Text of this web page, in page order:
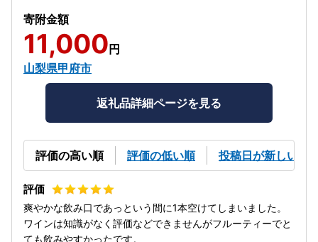
寄附金額
11,000 円
山梨県甲府市
返礼品詳細ページを見る
評価の高い順 評価の低い順 投稿日が新しい順
爽やかな飲み口であっという間に1本空けてしまいました。
ワインは知識がなく評価などできませんがフルーティーでと
ても飲みやすかったです。